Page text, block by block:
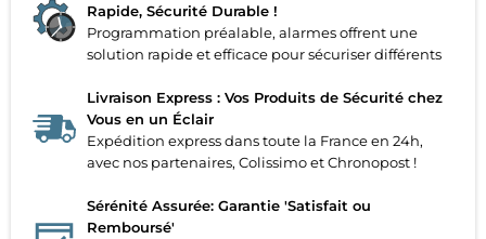
Rapide, Sécurité Durable !
Programmation préalable, alarmes offrent une
solution rapide et efficace pour sécuriser différents
Livraison Express : Vos Produits de Sécurité chez
Vous en un Éclair
Expédition express dans toute la France en 24h,
avec nos partenaires, Colissimo et Chronopost !
Sérénité Assurée: Garantie 'Satisfait ou
Remboursé'